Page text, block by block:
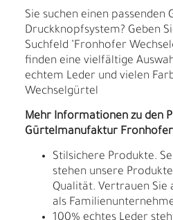
Sie suchen einen
Druckknopfsystem? Geben
Suchfeld "Fronhofer
finden eine vielfältige
echtem Leder und vielen
Wechselgürtel
Mehr Informationen zu den
Gürtelmanufaktur
Stilsichere Produkte.
stehen unsere
Qualität. Vertrauen Sie
als